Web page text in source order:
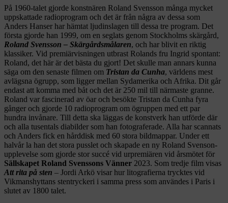
På 1960-talet gjorde konstnären Roland Svensson många mycket
uppskattade radioprogram och det är från några av dessa som
Anders Hanser har hämtat ljudinslagen till dessa tre program. Det
första gjorde han 1999, om en seglats genom Stockholms skärgård,
Roland Svensson – Skärgårdsmålaren, och har blivit en riktig
klassiker. Vid premiärvisningen utbrast Rolands fru Ingrid spontant:
Roland, det här är det bästa du gjort! Det skulle man annars kunna
säga om den senaste filmen om Tristan da Cunha, världens mest
avlägsna ögrupp, som ligger mellan Sydamerika och Afrika. Dit går
endast att komma med båt och det är 250 mil till närmaste granne.
Roland var fascinerad av öar och besökte Tristan da Cunha fyra
gånger och gjorde 10 radioprogram om ögruppen med ett par
hundra invånare. Till detta ska läggas de konstverk han utförde där
och alla tusentals diabilder som han fotograferade. Alla har scannats
och Anders fick en hårddisk med 60 stora bildmappar. Under ett
halvår la han det stora pusslet och skapade en ny Roland Svenson-
upplevelse som gjorde stor succé vid urpremiären vid årsmötet för
Sällskapet Roland Svenssons Vänner 2023. Som tredje film visas
Att rita på sten – Jordi Arkö visar hur litografierna trycktes vid
Vikmanshyttans stentryckeri i samma press som användes i Paris i
slutet av 1800 talet.